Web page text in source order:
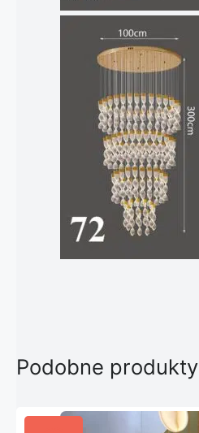
Podobne produkty